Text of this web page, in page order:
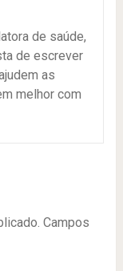
de saúde,
de escrever
as
melhor com
Campos